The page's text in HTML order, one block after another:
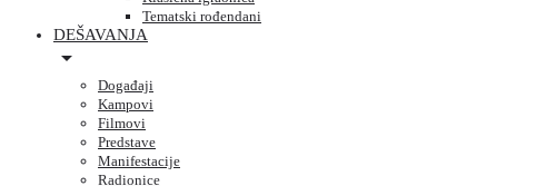
Tematski rođendani
DEŠAVANJA
Događaji
Kampovi
Filmovi
Predstave
Manifestacije
Radionice